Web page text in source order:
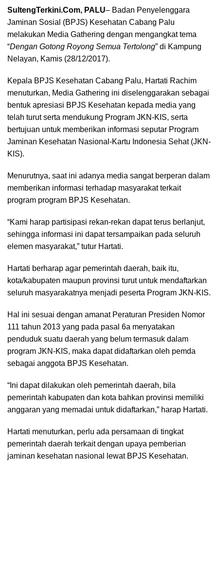
SultengTerkini.Com, PALU– Badan Penyelenggara
Jaminan Sosial (BPJS) Kesehatan Cabang Palu
melakukan Media Gathering dengan mengangkat tema
“Dengan Gotong Royong Semua Tertolong” di Kampung
Nelayan, Kamis (28/12/2017).
Kepala BPJS Kesehatan Cabang Palu, Hartati Rachim
menuturkan, Media Gathering ini diselenggarakan sebagai
bentuk apresiasi BPJS Kesehatan kepada media yang
telah turut serta mendukung Program JKN-KIS, serta
bertujuan untuk memberikan informasi seputar Program
Jaminan Kesehatan Nasional-Kartu Indonesia Sehat (JKN-
KIS).
Menurutnya, saat ini adanya media sangat berperan dalam
memberikan informasi terhadap masyarakat terkait
program program BPJS Kesehatan.
“Kami harap partisipasi rekan-rekan dapat terus berlanjut,
sehingga informasi ini dapat tersampaikan pada seluruh
elemen masyarakat,” tutur Hartati.
Hartati berharap agar pemerintah daerah, baik itu,
kota/kabupaten maupun provinsi turut untuk mendaftarkan
seluruh masyarakatnya menjadi peserta Program JKN-KIS.
Hal ini sesuai dengan amanat Peraturan Presiden Nomor
111 tahun 2013 yang pada pasal 6a menyatakan
penduduk suatu daerah yang belum termasuk dalam
program JKN-KIS, maka dapat didaftarkan oleh pemda
sebagai anggota BPJS Kesehatan.
“Ini dapat dilakukan oleh pemerintah daerah, bila
pemerintah kabupaten dan kota bahkan provinsi memiliki
anggaran yang memadai untuk didaftarkan,” harap Hartati.
Hartati menuturkan, perlu ada persamaan di tingkat
pemerintah daerah terkait dengan upaya pemberian
jaminan kesehatan nasional lewat BPJS Kesehatan.